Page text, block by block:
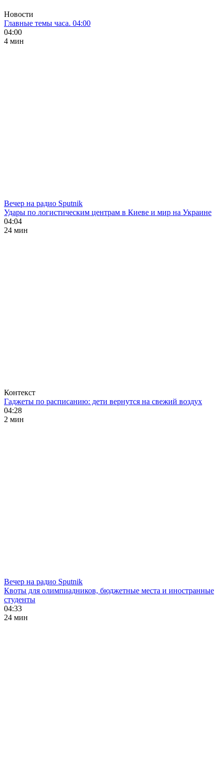
Новости
Главные темы часа. 04:00
04:00
4 мин
Вечер на радио Sputnik
Удары по логистическим центрам в Киеве и мир на Украине
04:04
24 мин
Контекст
Гаджеты по расписанию: дети вернутся на свежий воздух
04:28
2 мин
Вечер на радио Sputnik
Квоты для олимпиадников, бюджетные места и иностранные
студенты
04:33
24 мин